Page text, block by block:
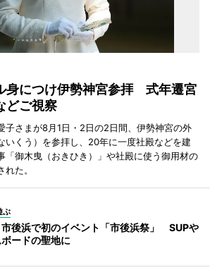
身につけ伊勢神宮参拝 式年遷宮
どご視察
子さまが8月1日・2日の2日間、伊勢神宮の外
いくう）を参拝し、20年に一度社殿などを建
「御木曳（おきひき）」や社殿に使う御用材の
た。
ぶ
後浜で初のイベント「市後浜祭」 SUPや
ードの聖地に